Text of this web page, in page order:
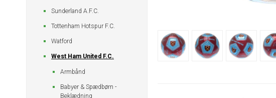
Sunderland A.F.C.
Tottenham Hotspur F.C.
Watford
West Ham United F.C.
Armbånd
Babyer & Spædbørn -
Beklædning